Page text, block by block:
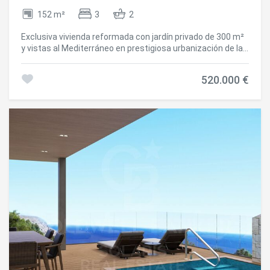
la sécurité d'un environnement exclusif : Piscine commune
avec espace lounge Jardins méditerranéens soignés
collines d'Altea, c'est comme vivre dans une station de
luxe, entouré de nature, de vues spectaculaires et du
charme incontestable de la Méditerranée. #ref:CBSA883
152 m² 3 2
Exclusiva vivienda reformada con jardín privado de 300 m²
y vistas al Mediterráneo en prestigiosa urbanización de la
urbanizaciones residenciales más prestigiosas de la
vivienda cuenta con 152 m² construidos, distribuidos en
tres amplios dormitorios y dos baños completos,
diseñados con un estilo moderno que combina elegancia,
confort y funcionalidad. El salón-comedor, espacioso y
muy luminoso, dispone de grandes ventanales con salida
distribución cómoda y eficiente, con acabados de alta
gama. La vivienda se encuentra lista para entrar a vivir.
Exterior y zonas de ocio Uno de los mayores atractivos de
esta propiedad es su espectacular jardín privado de 300
m², perfectamente orientado para disfrutar del sol
520.000 €